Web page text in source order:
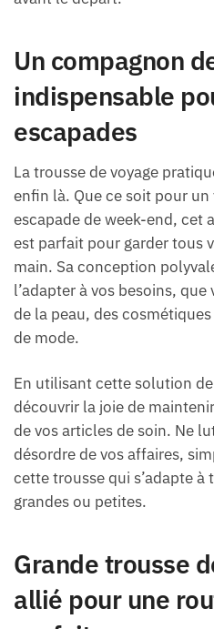
Un compagnon
indispensable
escapades
La trousse de voyage
enfin là. Que ce soit pour un
escapade de week-end, cet
est parfait pour garder tous
main. Sa conception
l’adapter à vos besoins,
de la peau, des
de mode.
En utilisant cette solution
découvrir la joie de
de vos articles de soin. Ne
désordre de vos affaires,
cette trousse qui s’adapte à
grandes ou petites.
Grande trousse
allié pour une